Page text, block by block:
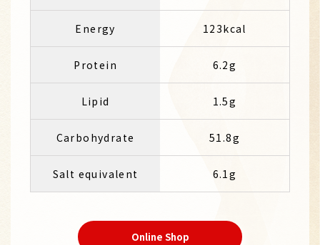
Energy 123kcal
Protein 6.2g
Lipid 1.5g
Carbohydrate 51.8g
Salt equivalent 6.1g
Online Shop